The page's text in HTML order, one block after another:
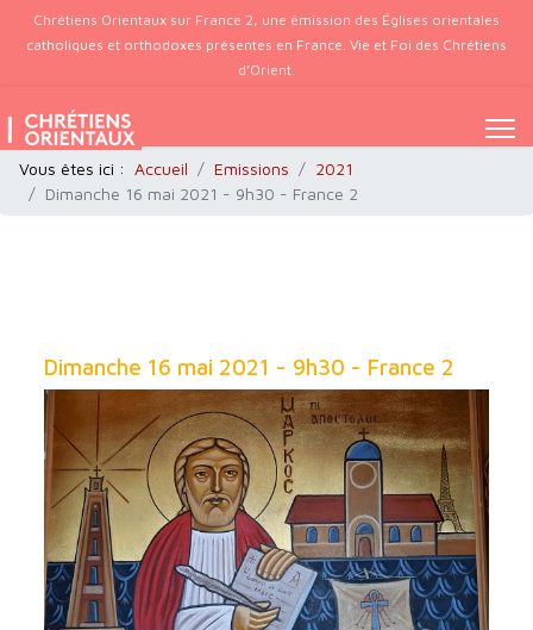
Chrétiens Orientaux sur France 2, une émission des Églises orientales
catholiques et orthodoxes présentes en France. Vie et Foi des Chrétiens
d’Orient.
Vous êtes ici : Accueil Emissions
2021
Dimanche 16 mai 2021 - 9h30 - France 2
Dimanche 16 mai 2021 - 9h30 - France 2